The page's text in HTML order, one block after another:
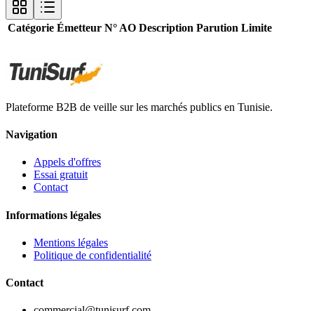
Catégorie Émetteur N° AO Description Parution Limite
Plateforme B2B de veille sur les marchés publics en Tunisie.
Navigation
Appels d'offres
Essai gratuit
Contact
Informations légales
Mentions légales
Politique de confidentialité
Contact